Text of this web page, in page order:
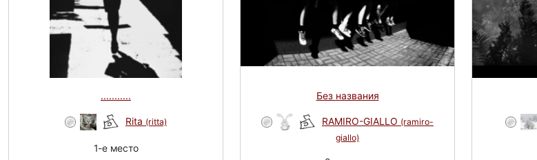
...........
Rita (ritta)
1-e место
Без названия
RAMIRO-GIALLO (ramiro-
giallo)